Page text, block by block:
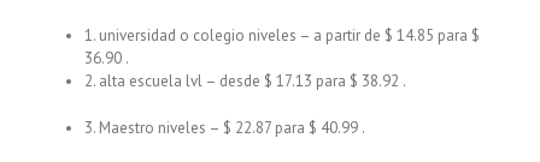
1. universidad o colegio niveles – a partir de $ 14.85 para $
36.90 .
2. alta escuela lvl – desde $ 17.13 para $ 38.92 .
3. Maestro niveles – $ 22.87 para $ 40.99 .